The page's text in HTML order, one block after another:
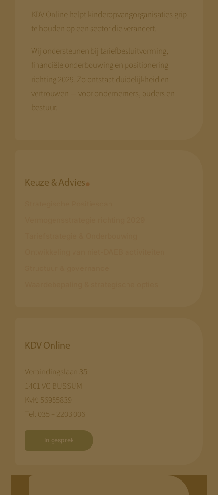
KDV Online helpt kinderopvangorganisaties grip
te houden op een sector die verandert.
Wij ondersteunen bij tariefbesluitvorming,
financiële onderbouwing en positionering
richting 2029. Zo ontstaat duidelijkheid en
vertrouwen — voor ondernemers, ouders en
bestuur.
Keuze & Advies
KDV Online
Verbindingslaan 35
1401 VC BUSSUM
KvK: 56955839
Tel: 035 – 2203 006
In gesprek
Met vriendelijke groet,
Jeroen Pernot